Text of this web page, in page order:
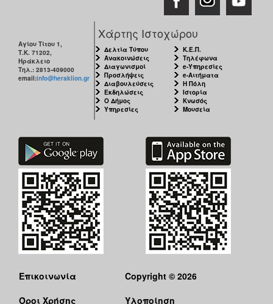
Αγίου Τίτου 1,
Τ.Κ. 71202,
Ηράκλειο
Τηλ.: 2813-409000
email:info@heraklion.gr
Χάρτης Ιστοχώρου
Δελτία Τύπου
Ανακοινώσεις
Διαγωνισμοί
Προσλήψεις
Διαβουλεύσεις
Εκδηλώσεις
Ο Δήμος
Υπηρεσίες
Κ.Ε.Π.
Τηλέφωνα
e-Υπηρεσίες
e-Αιτήματα
Η Πόλη
Ιστορία
Κνωσός
Μουσεία
Επικοινωνία
Όροι Χρήσης
Copyright © 2026
Υλοποίηση